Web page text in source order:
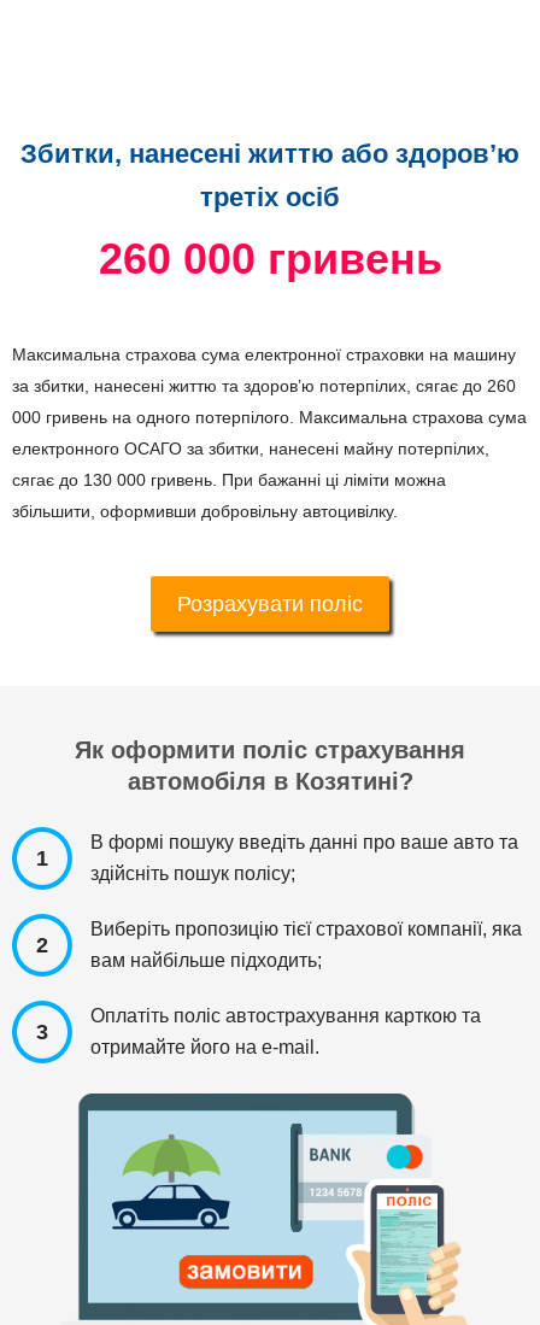
Збитки, нанесені життю або здоров’ю
третіх осіб
260 000 гривень
Максимальна страхова сума електронної страховки на машину
за збитки, нанесені життю та здоров’ю потерпілих, сягає до 260
000 гривень на одного потерпілого. Максимальна страхова сума
електронного ОСАГО за збитки, нанесені майну потерпілих,
сягає до 130 000 гривень. При бажанні ці ліміти можна
збільшити, оформивши добровільну автоцивілку.
Розрахувати поліс
Як оформити поліс страхування
автомобіля в Козятині?
1
В формі пошуку введіть данні про ваше авто та
здійсніть пошук полісу;
2
Виберіть пропозицію тієї страхової компанії, яка
вам найбільше підходить;
3
Оплатіть поліс автострахування карткою та
отримайте його на e-mail.